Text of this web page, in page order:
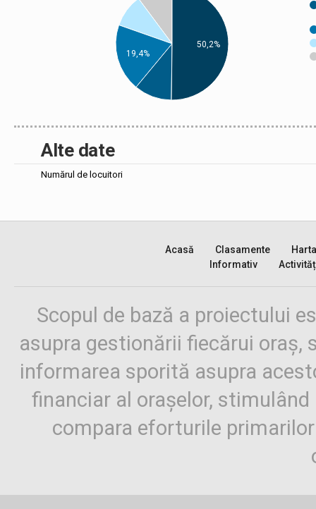
19,4%
50,2%
Alte date
Numărul de locuitori
Acasă Clasamente
Harta
Informativ
Scopul de bază a proiectului
asupra gestionării fiecărui oraș,
informarea sporită asupra
financiar al orașelor,
compara eforturile